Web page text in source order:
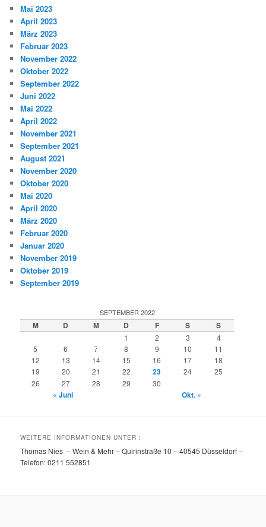
Mai 2023
April 2023
März 2023
Februar 2023
November 2022
Oktober 2022
September 2022
Juni 2022
Mai 2022
April 2022
November 2021
September 2021
August 2021
November 2020
Oktober 2020
Mai 2020
April 2020
März 2020
Februar 2020
Januar 2020
November 2019
Oktober 2019
September 2019
SEPTEMBER 2022
M D M D F S S
1 2 3
4
5
6 7 8 9 10
11
12
13 14 15 16 17
18
19
20 21 22 23 24
25
26
27 28 29 30
« Juni Okt. »
WEITERE INFORMATIONEN UNTER :
Thomas Nies – Wein & Mehr – Quirinstraße 10 – 40545 Düsseldorf –
Telefon: 0211 552851